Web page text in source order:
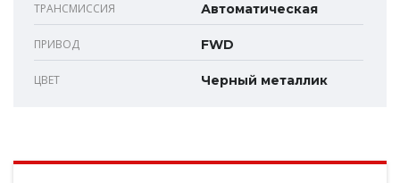
ТРАНСМИССИЯ Автоматическая
ПРИВОД FWD
ЦВЕТ Черный металлик